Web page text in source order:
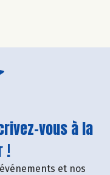
vous à la
!
et nos